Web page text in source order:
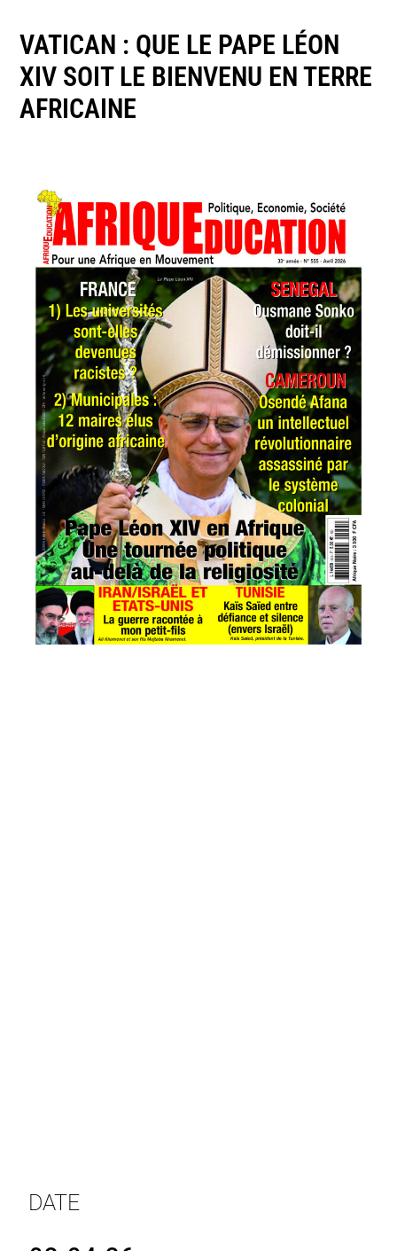
VATICAN : QUE LE PAPE LÉON
XIV SOIT LE BIENVENU EN TERRE
AFRICAINE
DATE